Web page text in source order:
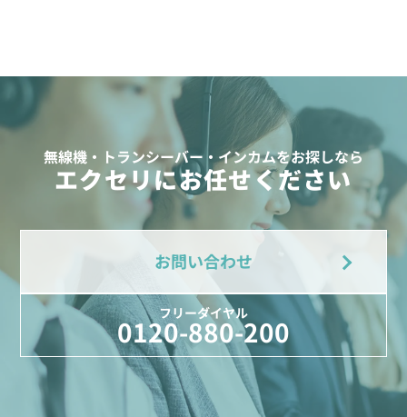
無線機・トランシーバー・インカムをお探しなら
エクセリにお任せください
お問い合わせ
フリーダイヤル
0120-880-200